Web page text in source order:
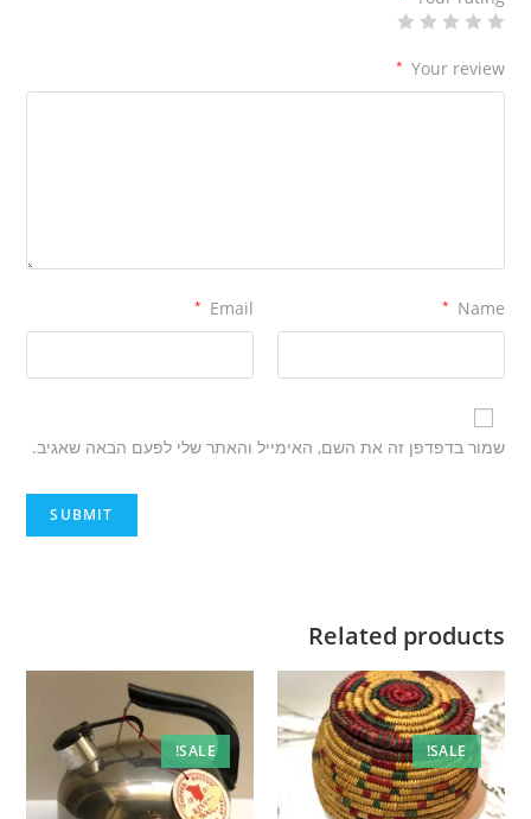
Your review
*
Name
*
Email
*
שמור בדפדפן זה את השם, האימייל והאתר שלי לפעם הבאה שאגיב.
Related products
SALE!
SALE!